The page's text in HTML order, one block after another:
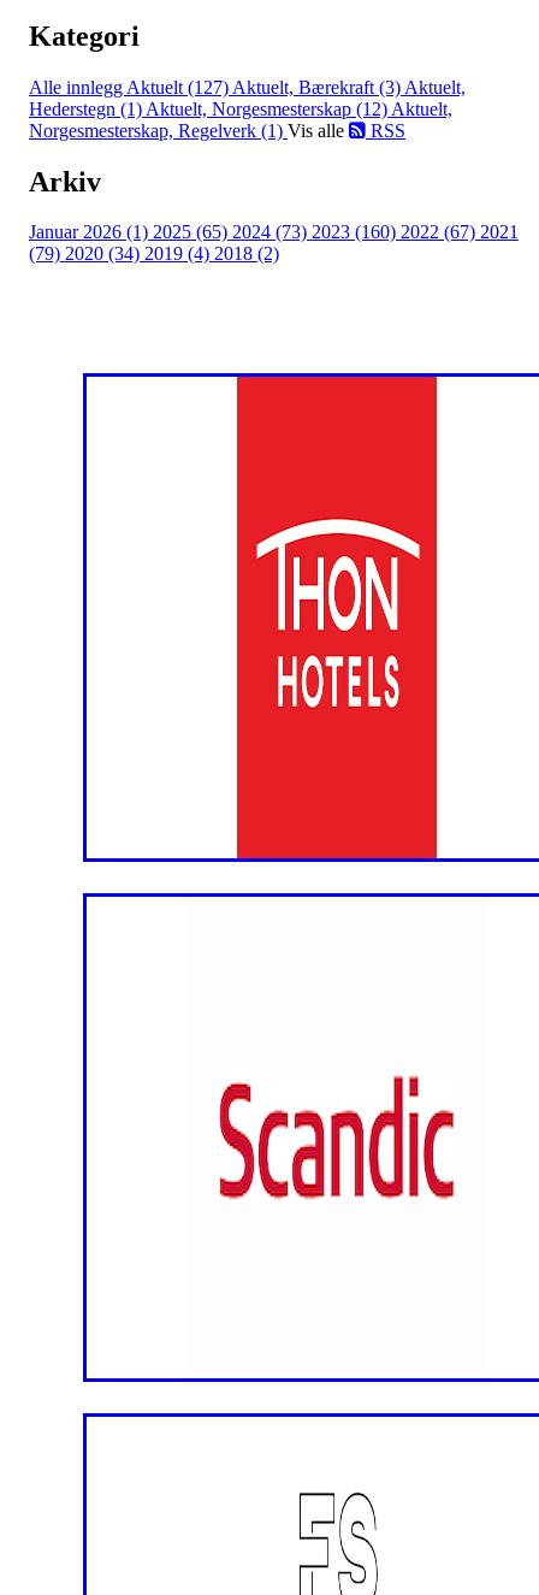
Kategori
Alle innlegg Aktuelt (127) Aktuelt, Bærekraft (3) Aktuelt,
Hederstegn (1) Aktuelt, Norgesmesterskap (12) Aktuelt,
Norgesmesterskap, Regelverk (1) Vis alle RSS
Arkiv
Januar 2026 (1) 2025 (65) 2024 (73) 2023 (160) 2022 (67) 2021
(79) 2020 (34) 2019 (4) 2018 (2)